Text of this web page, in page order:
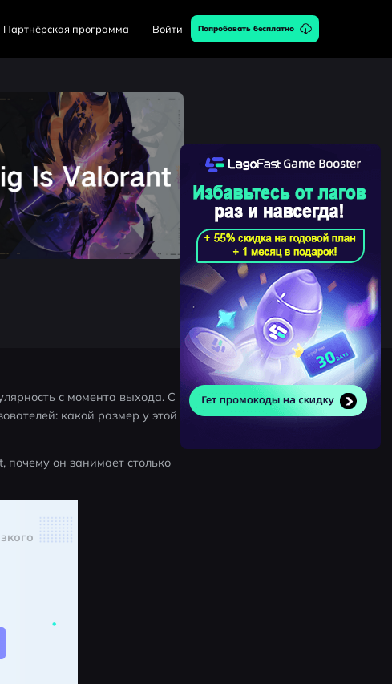
Партнёрская программа Войти Попробовать бесплатно
с момента выхода. С
какой размер у этой
почему он занимает столько